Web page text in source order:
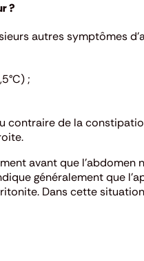
?
autres symptômes
;
contraire de la
avant que l’abdomen
généralement que
Dans cette